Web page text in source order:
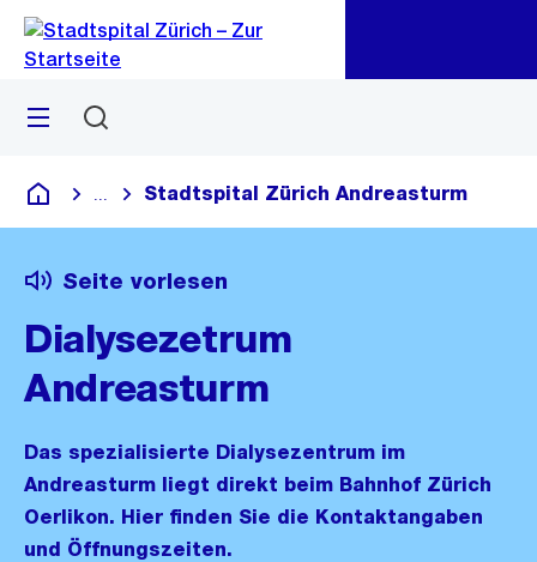
Navigation
Sprunglink
Menü
Krankenhaus
Blende alle Breadcrumbs ein
Stadtspital Zürich Andreasturm
Seite vorlesen
Dialysezetrum
Andreasturm
Das spezialisierte Dialysezentrum im
Andreasturm liegt direkt beim Bahnhof Zürich
Oerlikon. Hier finden Sie die Kontaktangaben
und Öffnungszeiten.